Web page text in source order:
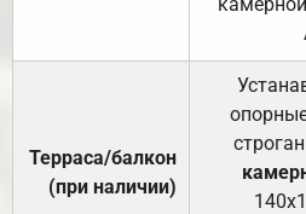
Терраса/балкон
(при наличии)